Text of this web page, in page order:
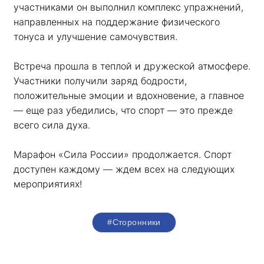
участниками он выполнил комплекс упражнений,
направленных на поддержание физического
тонуса и улучшение самочувствия.
Встреча прошла в теплой и дружеской атмосфере.
Участники получили заряд бодрости,
положительные эмоции и вдохновение, а главное
— еще раз убедились, что спорт — это прежде
всего сила духа.
Марафон «Сила России» продолжается. Спорт
доступен каждому — ждем всех на следующих
мероприятиях!
#Сторонники